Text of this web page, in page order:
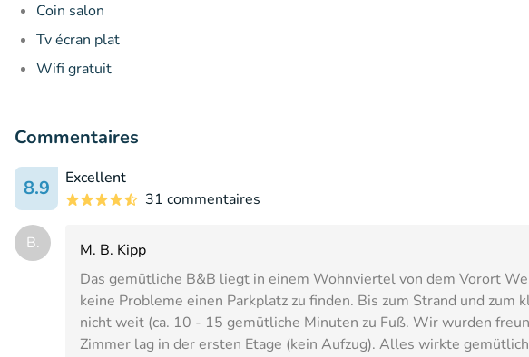
Coin salon
Tv écran plat
Wifi gratuit
Commentaires
8.9
Excellent
31 commentaires
B.
M. B. Kipp
Das gemütliche B&B liegt in einem Wohnviertel von dem Vorort
keine Probleme einen Parkplatz zu finden. Bis zum Strand und zum
nicht weit (ca. 10 - 15 gemütliche Minuten zu Fuß. Wir wurden
Zimmer lag in der ersten Etage (kein Aufzug). Alles wirkte